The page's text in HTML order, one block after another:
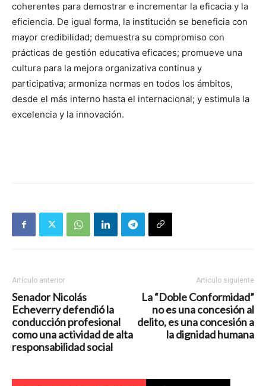
coherentes para demostrar e incrementar la eficacia y la
eficiencia. De igual forma, la institución se beneficia con
mayor credibilidad; demuestra su compromiso con
prácticas de gestión educativa eficaces; promueve una
cultura para la mejora organizativa continua y
participativa; armoniza normas en todos los ámbitos,
desde el más interno hasta el internacional; y estimula la
excelencia y la innovación.
Artículo anterior
Senador Nicolás
Echeverry defendió la
conducción profesional
como una actividad de alta
responsabilidad social
Artículo siguiente
La “Doble Conformidad”
no es una concesión al
delito, es una concesión a
la dignidad humana